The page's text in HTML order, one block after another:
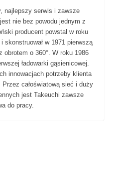
najlepszy serwis i zawsze
nie bez powodu jednym z
producent powstał w roku
skonstruował w 1971 pierwszą
obrotem o 360°. W roku 1986
ładowarki gąsienicowej.
innowacjach potrzeby klienta
całoświatową sieć i duży
jest Takeuchi zawsze
do pracy.